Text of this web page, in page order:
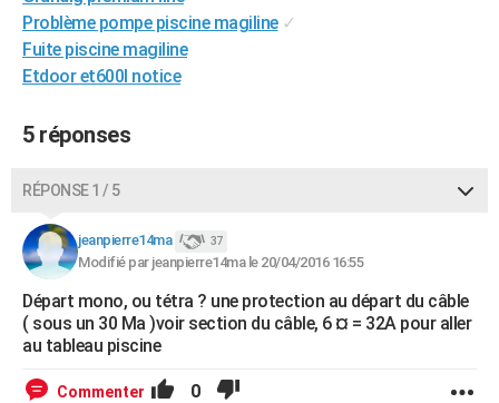
FORUM
Bricolage
Lifestyle
Culture
Sport
Auto
Television
Voyage
Cinema
Problème pompe piscine magiline ✓
Fuite piscine magiline
Etdoor et600l notice
5 réponses
RÉPONSE 1 / 5
jeanpierre14ma 37
Modifié par jeanpierre14ma le 20/04/2016 16:55
Départ mono, ou tétra ? une protection au départ du câble
( sous un 30 Ma )voir section du câble, 6 ¤ = 32A pour aller
au tableau piscine
Commenter 0